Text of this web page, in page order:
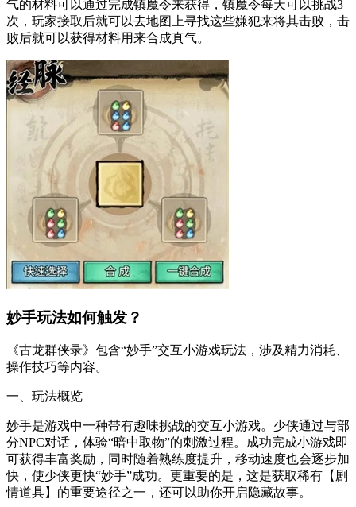
气的材料可以通过完成镇魔令来获得，镇魔令每天可以挑战3
次，玩家接取后就可以去地图上寻找这些嫌犯来将其击败，击
败后就可以获得材料用来合成真气。
妙手玩法如何触发？
《古龙群侠录》包含“妙手”交互小游戏玩法，涉及精力消耗、
操作技巧等内容。
一、玩法概览
妙手是游戏中一种带有趣味挑战的交互小游戏。少侠通过与部
分NPC对话，体验“暗中取物”的刺激过程。成功完成小游戏即
可获得丰富奖励，同时随着熟练度提升，移动速度也会逐步加
快，使少侠更快“妙手”成功。更重要的是，这是获取稀有【剧
情道具】的重要途径之一，还可以助你开启隐藏故事。